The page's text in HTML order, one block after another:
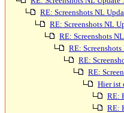
RE: Screenshots NL
RE: Screenshots NL
RE: Screenshots
RE:
RE:
RE:
Hier ist
RE:
RE: